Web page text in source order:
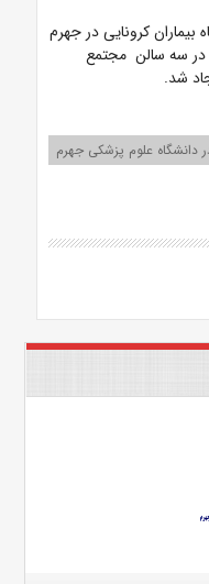
ماه ۹۹، نقاهتگاه بیماران کرونایی در جهرم
در سه سالن مجتمع
شد.
دانشگاه علوم پزشکی جهرم